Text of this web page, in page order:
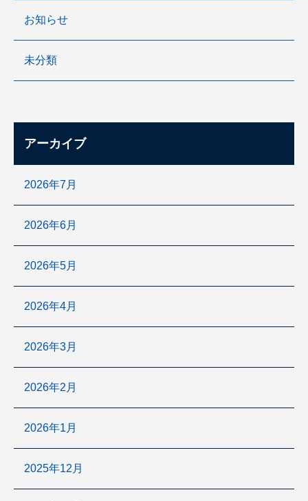
お知らせ
未分類
アーカイブ
2026年7月
2026年6月
2026年5月
2026年4月
2026年3月
2026年2月
2026年1月
2025年12月